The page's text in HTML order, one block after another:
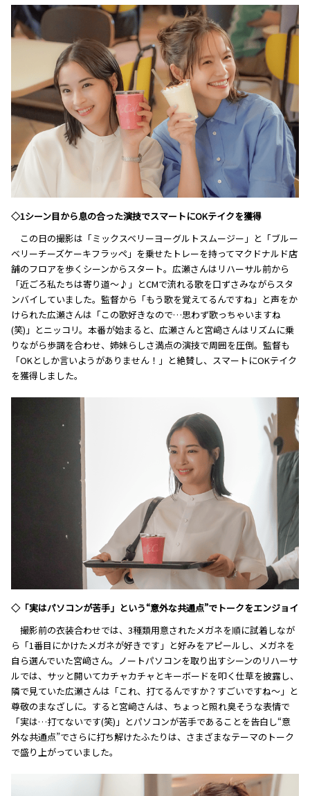
◇1シーン目から息の合った演技でスマートにOKテイクを獲得
この日の撮影は「ミックスベリーヨーグルトスムージー」と「ブルー
ベリーチーズケーキフラッペ」を乗せたトレーを持ってマクドナルド店
舗のフロアを歩くシーンからスタート。広瀬さんはリハーサル前から
「近ごろ私たちは寄り道～♪」とCMで流れる歌を口ずさみながらスタ
ンバイしていました。監督から「もう歌を覚えてるんですね」と声をか
けられた広瀬さんは「この歌好きなので…思わず歌っちゃいますね
(笑)」とニッコリ。本番が始まると、広瀬さんと宮﨑さんはリズムに乗
りながら歩調を合わせ、姉妹らしさ満点の演技で周囲を圧倒。監督も
「OKとしか言いようがありません！」と絶賛し、スマートにOKテイク
を獲得しました。
◇「実はパソコンが苦手」という“意外な共通点”でトークをエンジョイ
撮影前の衣装合わせでは、3種類用意されたメガネを順に試着しなが
ら「1番目にかけたメガネが好きです」と好みをアピールし、メガネを
自ら選んでいた宮﨑さん。ノートパソコンを取り出すシーンのリハーサ
ルでは、サッと開いてカチャカチャとキーボードを叩く仕草を披露し、
隣で見ていた広瀬さんは「これ、打てるんですか？すごいですね～」と
尊敬のまなざしに。すると宮﨑さんは、ちょっと照れ臭そうな表情で
「実は…打てないです(笑)」とパソコンが苦手であることを告白し“意
外な共通点”でさらに打ち解けたふたりは、さまざまなテーマのトーク
で盛り上がっていました。